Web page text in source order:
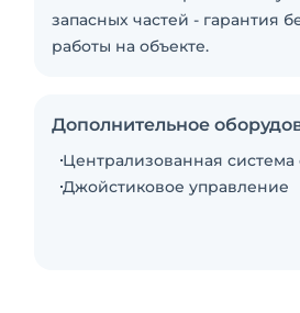
запасных частей - гарантия
работы на объекте.
Дополнительное
Централизованная система
Джойстиковое управление